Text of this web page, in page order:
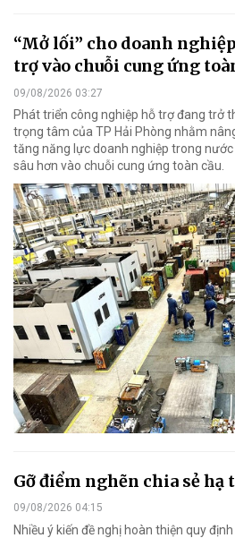
“Mở lối” cho doanh
trợ vào chuỗi cung ứng
09/08/2026 03:27
Phát triển công nghiệp hỗ trợ đang trở
trọng tâm của TP Hải Phòng nhằm
tăng năng lực doanh nghiệp trong
sâu hơn vào chuỗi cung ứng toàn cầu.
Gỡ điểm nghẽn chia sẻ
09/08/2026 04:15
Nhiều ý kiến đề nghị hoàn thiện quy